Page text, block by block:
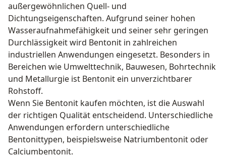
außergewöhnlichen Quell- und
Dichtungseigenschaften. Aufgrund seiner hohen
Wasseraufnahmefähigkeit und seiner sehr geringen
Durchlässigkeit wird Bentonit in zahlreichen
industriellen Anwendungen eingesetzt. Besonders in
Bereichen wie Umwelttechnik, Bauwesen, Bohrtechnik
und Metallurgie ist Bentonit ein unverzichtbarer
Rohstoff.
Wenn Sie Bentonit kaufen möchten, ist die Auswahl
der richtigen Qualität entscheidend. Unterschiedliche
Anwendungen erfordern unterschiedliche
Bentonittypen, beispielsweise Natriumbentonit oder
Calciumbentonit.